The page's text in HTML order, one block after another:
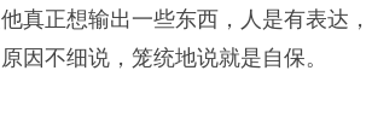
真正想输出一些东西，人是有表达，
因不细说，笼统地说就是自保。